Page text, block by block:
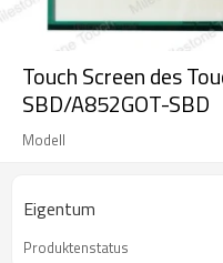
Touch Screen des
SBD/A852GOT-SBD
Modell
Eigentum
Produktenstatus